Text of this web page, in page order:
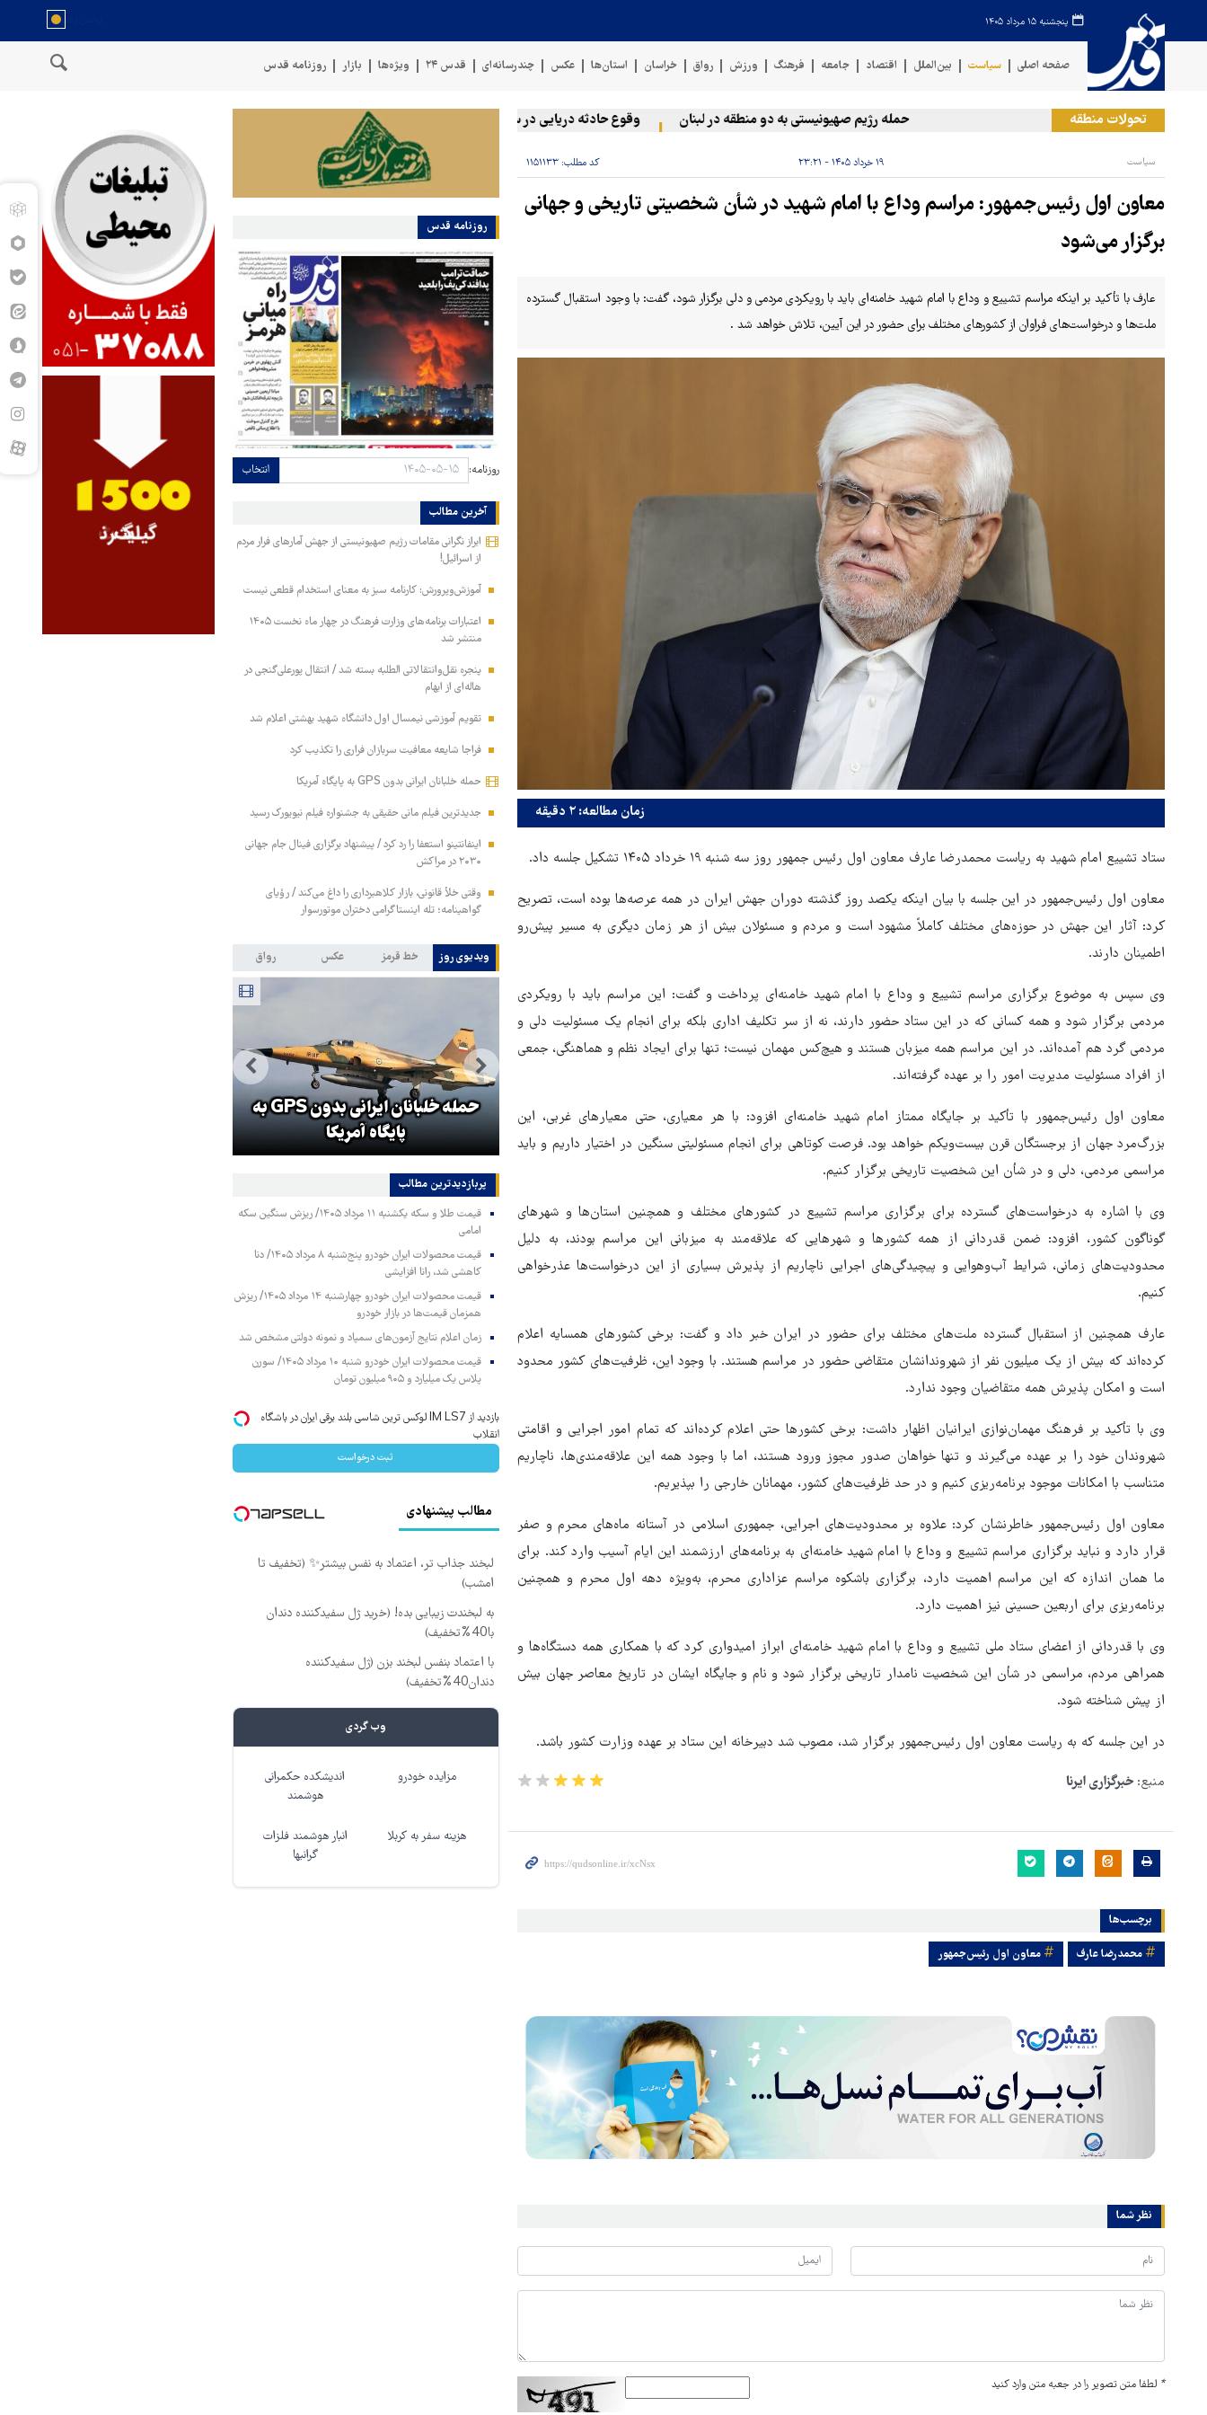
پنجشنبه ۱۵ مرداد ۱۴۰۵
صفحه اصلی سیاست بین‌الملل اقتصاد جامعه فرهنگ ورزش رواق خراسان استان‌ها عکس چندرسانه‌ای قدس ۲۴ ویژه‌ها بازار روزنامه قدس
تحولات منطقه حمله رژیم صهیونیستی به دو منطقه در لبنان وقوع حادثه دریایی در سواحل عمان سخنگوی نیروهای مسلح یمن: کشتی نفتی عربستان را با موشک بالستیک هدف قرار
سیاست ۱۹ خرداد ۱۴۰۵ - ۲۳:۲۱ کد مطلب: ۱۱۵۱۱۳۳
معاون اول رئیس‌جمهور: مراسم وداع با امام شهید در شأن شخصیتی تاریخی و جهانی
برگزار می‌شود
عارف با تأکید بر اینکه مراسم تشییع و وداع با امام شهید خامنه‌ای باید با رویکردی مردمی و دلی برگزار شود، گفت: با وجود استقبال گسترده
ملت‌ها و درخواست‌های فراوان از کشورهای مختلف برای حضور در این آیین، تلاش خواهد شد .
زمان مطالعه: ۲ دقیقه
ستاد تشییع امام شهید به ریاست محمدرضا عارف معاون اول رئیس جمهور روز سه شنبه ۱۹ خرداد ۱۴۰۵ تشکیل جلسه داد.
معاون اول رئیس‌جمهور در این جلسه با بیان اینکه یکصد روز گذشته دوران جهش ایران در همه عرصه‌ها بوده است، تصریح
کرد: آثار این جهش در حوزه‌های مختلف کاملاً مشهود است و مردم و مسئولان بیش از هر زمان دیگری به مسیر پیش‌رو
اطمینان دارند.
وی سپس به موضوع برگزاری مراسم تشییع و وداع با امام شهید خامنه‌ای پرداخت و گفت: این مراسم باید با رویکردی
مردمی برگزار شود و همه کسانی که در این ستاد حضور دارند، نه از سر تکلیف اداری بلکه برای انجام یک مسئولیت دلی و
مردمی گرد هم آمده‌اند. در این مراسم همه میزبان هستند و هیچ‌کس مهمان نیست؛ تنها برای ایجاد نظم و هماهنگی، جمعی
از افراد مسئولیت مدیریت امور را بر عهده گرفته‌اند.
معاون اول رئیس‌جمهور با تأکید بر جایگاه ممتاز امام شهید خامنه‌ای افزود: با هر معیاری، حتی معیارهای غربی، این
بزرگ‌مرد جهان از برجستگان قرن بیست‌ویکم خواهد بود. فرصت کوتاهی برای انجام مسئولیتی سنگین در اختیار داریم و باید
مراسمی مردمی، دلی و در شأن این شخصیت تاریخی برگزار کنیم.
وی با اشاره به درخواست‌های گسترده برای برگزاری مراسم تشییع در کشورهای مختلف و همچنین استان‌ها و شهرهای
گوناگون کشور، افزود: ضمن قدردانی از همه کشورها و شهرهایی که علاقه‌مند به میزبانی این مراسم بودند، به دلیل
محدودیت‌های زمانی، شرایط آب‌وهوایی و پیچیدگی‌های اجرایی ناچاریم از پذیرش بسیاری از این درخواست‌ها عذرخواهی
کنیم.
عارف همچنین از استقبال گسترده ملت‌های مختلف برای حضور در ایران خبر داد و گفت: برخی کشورهای همسایه اعلام
کرده‌اند که بیش از یک میلیون نفر از شهروندانشان متقاضی حضور در مراسم هستند. با وجود این، ظرفیت‌های کشور محدود
است و امکان پذیرش همه متقاضیان وجود ندارد.
وی با تأکید بر فرهنگ مهمان‌نوازی ایرانیان اظهار داشت: برخی کشورها حتی اعلام کرده‌اند که تمام امور اجرایی و اقامتی
شهروندان خود را بر عهده می‌گیرند و تنها خواهان صدور مجوز ورود هستند، اما با وجود همه این علاقه‌مندی‌ها، ناچاریم
متناسب با امکانات موجود برنامه‌ریزی کنیم و در حد ظرفیت‌های کشور، مهمانان خارجی را بپذیریم.
معاون اول رئیس‌جمهور خاطرنشان کرد: علاوه بر محدودیت‌های اجرایی، جمهوری اسلامی در آستانه ماه‌های محرم و صفر
قرار دارد و نباید برگزاری مراسم تشییع و وداع با امام شهید خامنه‌ای به برنامه‌های ارزشمند این ایام آسیب وارد کند. برای
ما همان اندازه که این مراسم اهمیت دارد، برگزاری باشکوه مراسم عزاداری محرم، به‌ویژه دهه اول محرم و همچنین
برنامه‌ریزی برای اربعین حسینی نیز اهمیت دارد.
وی با قدردانی از اعضای ستاد ملی تشییع و وداع با امام شهید خامنه‌ای ابراز امیدواری کرد که با همکاری همه دستگاه‌ها و
همراهی مردم، مراسمی در شأن این شخصیت نامدار تاریخی برگزار شود و نام و جایگاه ایشان در تاریخ معاصر جهان بیش
از پیش شناخته شود.
در این جلسه که به ریاست معاون اول رئیس‌جمهور برگزار شد، مصوب شد دبیرخانه این ستاد بر عهده وزارت کشور باشد.
منبع: خبرگزاری ایرنا
برچسب‌ها
محمدرضا عارف معاون اول رئیس‌‌جمهور
نظر شما
* لطفا متن تصویر را در جعبه متن وارد کنید
روزنامه قدس
روزنامه: انتخاب
آخرین مطالب
ابراز نگرانی مقامات رژیم صهیونیستی از جهش آمارهای فرار مردم
از اسرائیل!
آموزش‌وپرورش: کارنامه سبز به معنای استخدام قطعی نیست
اعتبارات برنامه‌های وزارت فرهنگ در چهار ماه نخست ۱۴۰۵
منتشر شد
پنجره نقل‌وانتقالاتی الطلبه بسته شد / انتقال پورعلی‌گنجی در
هاله‌ای از ابهام
تقویم آموزشی نیمسال اول دانشگاه شهید بهشتی اعلام شد
فراجا شایعه معافیت سربازان فراری را تکذیب کرد
حمله خلبانان ایرانی بدون GPS به پایگاه آمریکا
جدیدترین فیلم مانی حقیقی به جشنواره فیلم نیویورک رسید
اینفانتینو استعفا را رد کرد / پیشنهاد برگزاری فینال جام جهانی
۲۰۳۰ در مراکش
وقتی خلأ قانونی، بازار کلاهبرداری را داغ می‌کند / رؤیای
گواهینامه؛ تله اینستاگرامی دختران موتورسوار
ویدیوی روز خط قرمز عکس رواق
جزئیات راه اندازی کیف پول
اینترنتی
صهیونیستی از جهش آمارهای فرار
مردم از اسرائیل!
حمله خلبانان ایرانی بدون GPS به
پایگاه آمریکا
پربازدیدترین‌ مطالب
قیمت طلا و سکه یکشنبه ۱۱ مرداد ۱۴۰۵/ ریزش سنگین سکه
امامی
قیمت محصولات ایران خودرو پنج‌شنبه ۸ مرداد ۱۴۰۵/ دنا
کاهشی شد، رانا افزایشی
قیمت محصولات ایران خودرو چهارشنبه ۱۴ مرداد ۱۴۰۵/ ریزش
همزمان قیمت‌ها در بازار خودرو
زمان اعلام نتایج آزمون‌های سمپاد و نمونه دولتی مشخص شد
قیمت محصولات ایران خودرو شنبه ۱۰ مرداد ۱۴۰۵/ سورن
پلاس یک میلیارد و ۹۰۵ میلیون تومان
بازدید از IM LS7 لوکس ترین شاسی بلند برقی ایران در باشگاه
انقلاب
ثبت درخواست
مطالب پیشنهادی
لبخند جذاب تر، اعتماد به نفس بیشتر✨ (تخفیف تا
امشب)
به لبخندت زیبایی بده! (خرید ژل سفیدکننده دندان
با40%تخفیف)
با اعتماد بنفس لبخند بزن (ژل سفیدکننده
دندان40%تخفیف)
وب گردی
مزایده خودرو
اندیشکده حکمرانی
هوشمند
هزینه سفر به کربلا
انبار هوشمند فلزات
گرانبها